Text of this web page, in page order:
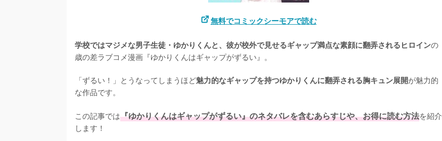
無料でコミックシーモアで読む
学校ではマジメな男子生徒・ゆかりくんと、彼が校外で見せるギャップ満点な素顔に翻弄されるヒロインの
歳の差ラブコメ漫画『ゆかりくんはギャップがずるい』。
「ずるい！」とうなってしまうほど魅力的なギャップを持つゆかりくんに翻弄される胸キュン展開が魅力的
な作品です。
この記事では『ゆかりくんはギャップがずるい』のネタバレを含むあらすじや、お得に読む方法を紹介
します！